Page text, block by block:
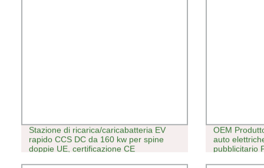
Stazione di ricarica/caricabatteria EV
rapido CCS DC da 160 kw per spine
doppie UE, certificazione CE
OEM
auto
pubblicitario